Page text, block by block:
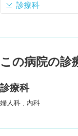
診療科
この病院の診
診療科
婦人科 内科